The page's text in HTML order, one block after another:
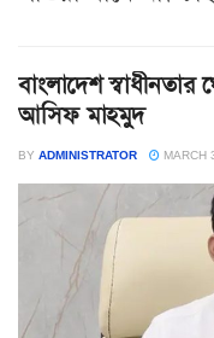
বাংলাদেশ
আসিফ মাহমুদ
BY ADMINISTRATOR MARCH